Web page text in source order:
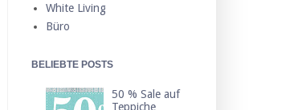
White Living
Büro
BELIEBTE POSTS
50 % Sale auf
Teppiche